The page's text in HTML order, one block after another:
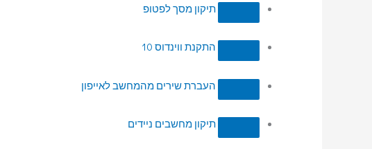
תיקון מסך לפטופ
התקנת ווינדוס 10
העברת שירים מהמחשב לאייפון
תיקון מחשבים ניידים